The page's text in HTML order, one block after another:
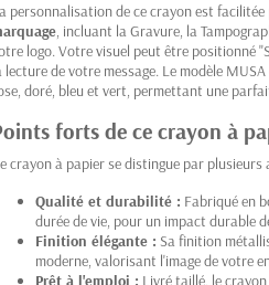
personnalisation de ce crayon est
, incluant la Gravure, la
logo. Votre visuel peut être positionné
lecture de votre message. Le modèle
doré, bleu et vert, permettant une
forts de ce crayon à
crayon à papier se distingue par
Qualité et durabilité : Fabriqué en
durée de vie, pour un impact durable
Finition élégante : Sa finition
moderne, valorisant l'image de votre
Prêt à l'emploi : Livré taillé, le